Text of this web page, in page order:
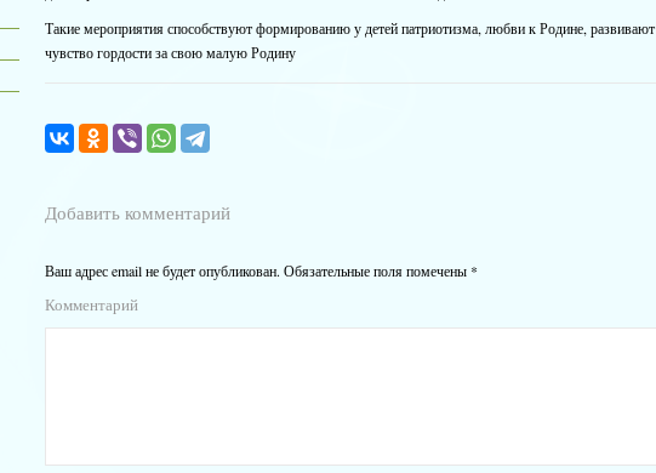
Такие мероприятия способствуют формированию у детей патриотизма, любви к Родине, развивают
чувство гордости за свою малую Родину
Добавить комментарий
Ваш адрес email не будет опубликован. Обязательные поля помечены *
Комментарий